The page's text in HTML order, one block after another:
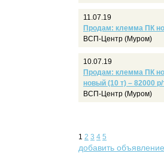
11.07.19
Продам: клемма ПК
ВСП-Центр (Муром)
10.07.19
Продам: клемма ПК
новый (10 т) – 82000
ВСП-Центр (Муром)
1 2 3 4 5
добавить объявление